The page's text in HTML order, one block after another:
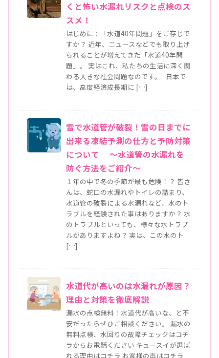
くと怖い水漏れリスクと点検のス
スメ！
はじめに：「水道40年問題」をご存じで
すか？ 近年、ニュースなどでも取り上げ
られることが増えてきた「水道40年問
題」。 実はこれ、私たちの生活に深く関
わる大きな社会問題なのです。 日本で
は、高度経済成長期に […]
雪で水道管が破裂！雪の日までに
出来る凍結予測の仕方と予防対策
について ～水道管の水漏れを
防ぐ方法をご紹介～
１年の中で冬の季節が最も危険！？ 皆さ
んは、蛇口の水漏れやトイレの詰まり、
水道管の破裂による水漏れなど、水のト
ラブルを経験された事はありますか？ 水
のトラブルといっても、様々な水トラブ
ルがありますよね？ 実は、この水のト
[…]
水道代が高いのは水漏れが原因？
理由と対策を徹底解説
漏水の点検無料！水道代が高いな、と不
安だったらぜひご相談ください。 漏水の
無料点検、水回りの故障チェックはコチ
ラからお電話ください キュースイが選ば
れる理由はコチラ お客様の声はコチラ